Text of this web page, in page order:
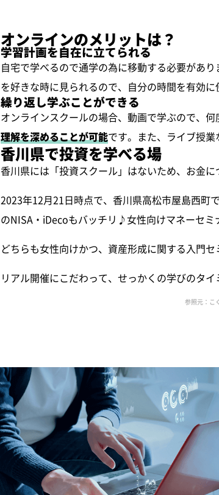
オンラインのメリットは？
学習計画を自在に立てられる
自宅で学べるので通学の為に移動する必要があり
を好きな時に見られるので、自分の時間を有効に
繰り返し学ぶことができる
オンラインスクールの場合、動画で学ぶので、
理解を深めることが可能です。また、ライブ授
香川県で投資を学べる場
香川県には「投資スクール」はないため、お金
2023年12月21日時点で、香川県高松市屋島西町
のNISA・iDecoもバッチリ♪女性向けマネーセミ
どちらも女性向けかつ、資産形成に関する入門
リアル開催にこだわって、せっかくの学びのタ
参照元：こ